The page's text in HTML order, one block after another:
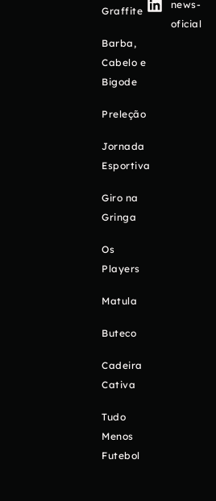
Graffite
Barba,
Cabelo e
Bigode
Preleção
Jornada
Esportiva
Giro na
Gringa
Os
Players
Matula
Buteco
Cadeira
Cativa
Tudo
Menos
Futebol
news-
oficial